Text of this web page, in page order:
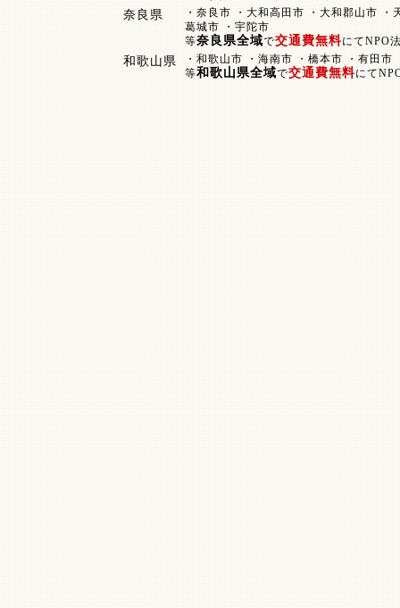
奈良県
・奈良市 ・大和高田市 ・大和郡山市
葛城市 ・宇陀市
等奈良県全域で交通費無料にてNPO
和歌山県
・和歌山市 ・海南市 ・橋本市 ・有田
等和歌山県全域で交通費無料にて